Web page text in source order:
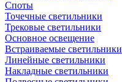
Споты
Точечные светильники
Трековые светильники
Основное освещение
Встраиваемые светильники
Линейные светильники
Накладные светильники